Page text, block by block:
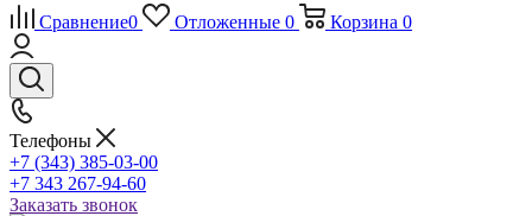
Сравнение0 Отложенные 0 Корзина 0
Телефоны
+7 (343) 385-03-00
+7 343 267-94-60
Заказать звонок